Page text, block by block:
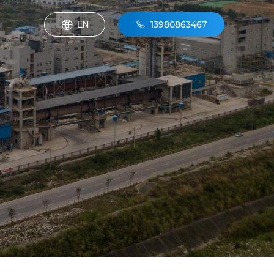
EN 13980863467